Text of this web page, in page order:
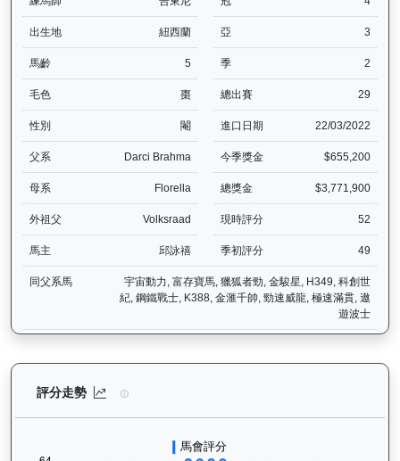
出生地 紐西蘭 亞 3
馬齡 5 季 2
毛色 棗 總出賽 29
性別 閹 進口日期 22/03/2022
父系 Darci Brahma 今季獎金 $655,200
母系 Florella 總獎金 $3,771,900
外祖父 Volksraad 現時評分 52
馬主 邱詠禧 季初評分 49
同父系馬
宇宙動力, 富存寶馬, 獵狐者勁, 金駿星, H349, 科創世
紀, 鋼鐵戰士, K388, 金滙千帥, 勁速威龍, 極速滿貫, 遨
遊波士
評分走勢 健康之星（G374）— 評分走勢圖表：追蹤香